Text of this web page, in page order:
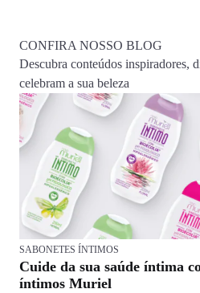
CONFIRA NOSSO BLOG
Descubra conteúdos inspiradores,
celebram a sua beleza
SABONETES ÍNTIMOS
Cuide da sua saúde íntima
íntimos Muriel